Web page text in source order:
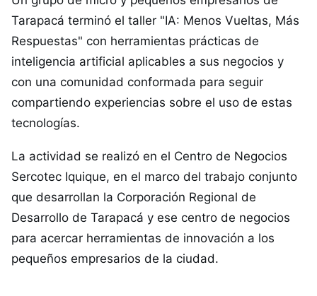
Tarapacá terminó el taller "IA: Menos Vueltas, Más
Respuestas" con herramientas prácticas de
inteligencia artificial aplicables a sus negocios y
con una comunidad conformada para seguir
compartiendo experiencias sobre el uso de estas
tecnologías.
La actividad se realizó en el Centro de Negocios
Sercotec Iquique, en el marco del trabajo conjunto
que desarrollan la Corporación Regional de
Desarrollo de Tarapacá y ese centro de negocios
para acercar herramientas de innovación a los
pequeños empresarios de la ciudad.